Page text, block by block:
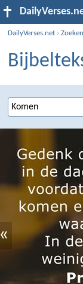
DailyVerses.net ›Zoeken
«